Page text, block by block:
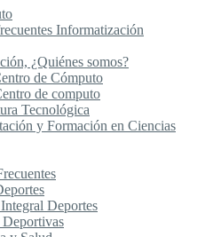
Informatización
¿Quiénes somos?
de Cómputo
de computo
Tecnológica
y Formación en Ciencias
Deportes